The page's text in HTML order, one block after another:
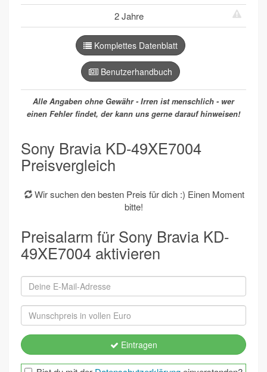
2 Jahre
Komplettes Datenblatt
Benutzerhandbuch
Alle Angaben ohne Gewähr - Irren ist menschlich - wer
einen Fehler findet, der kann uns gerne darauf hinweisen!
Sony Bravia KD-49XE7004
Preisvergleich
Wir suchen den besten Preis für dich :) Einen Moment
bitte!
Preisalarm für Sony Bravia KD-
49XE7004 aktivieren
Eintragen